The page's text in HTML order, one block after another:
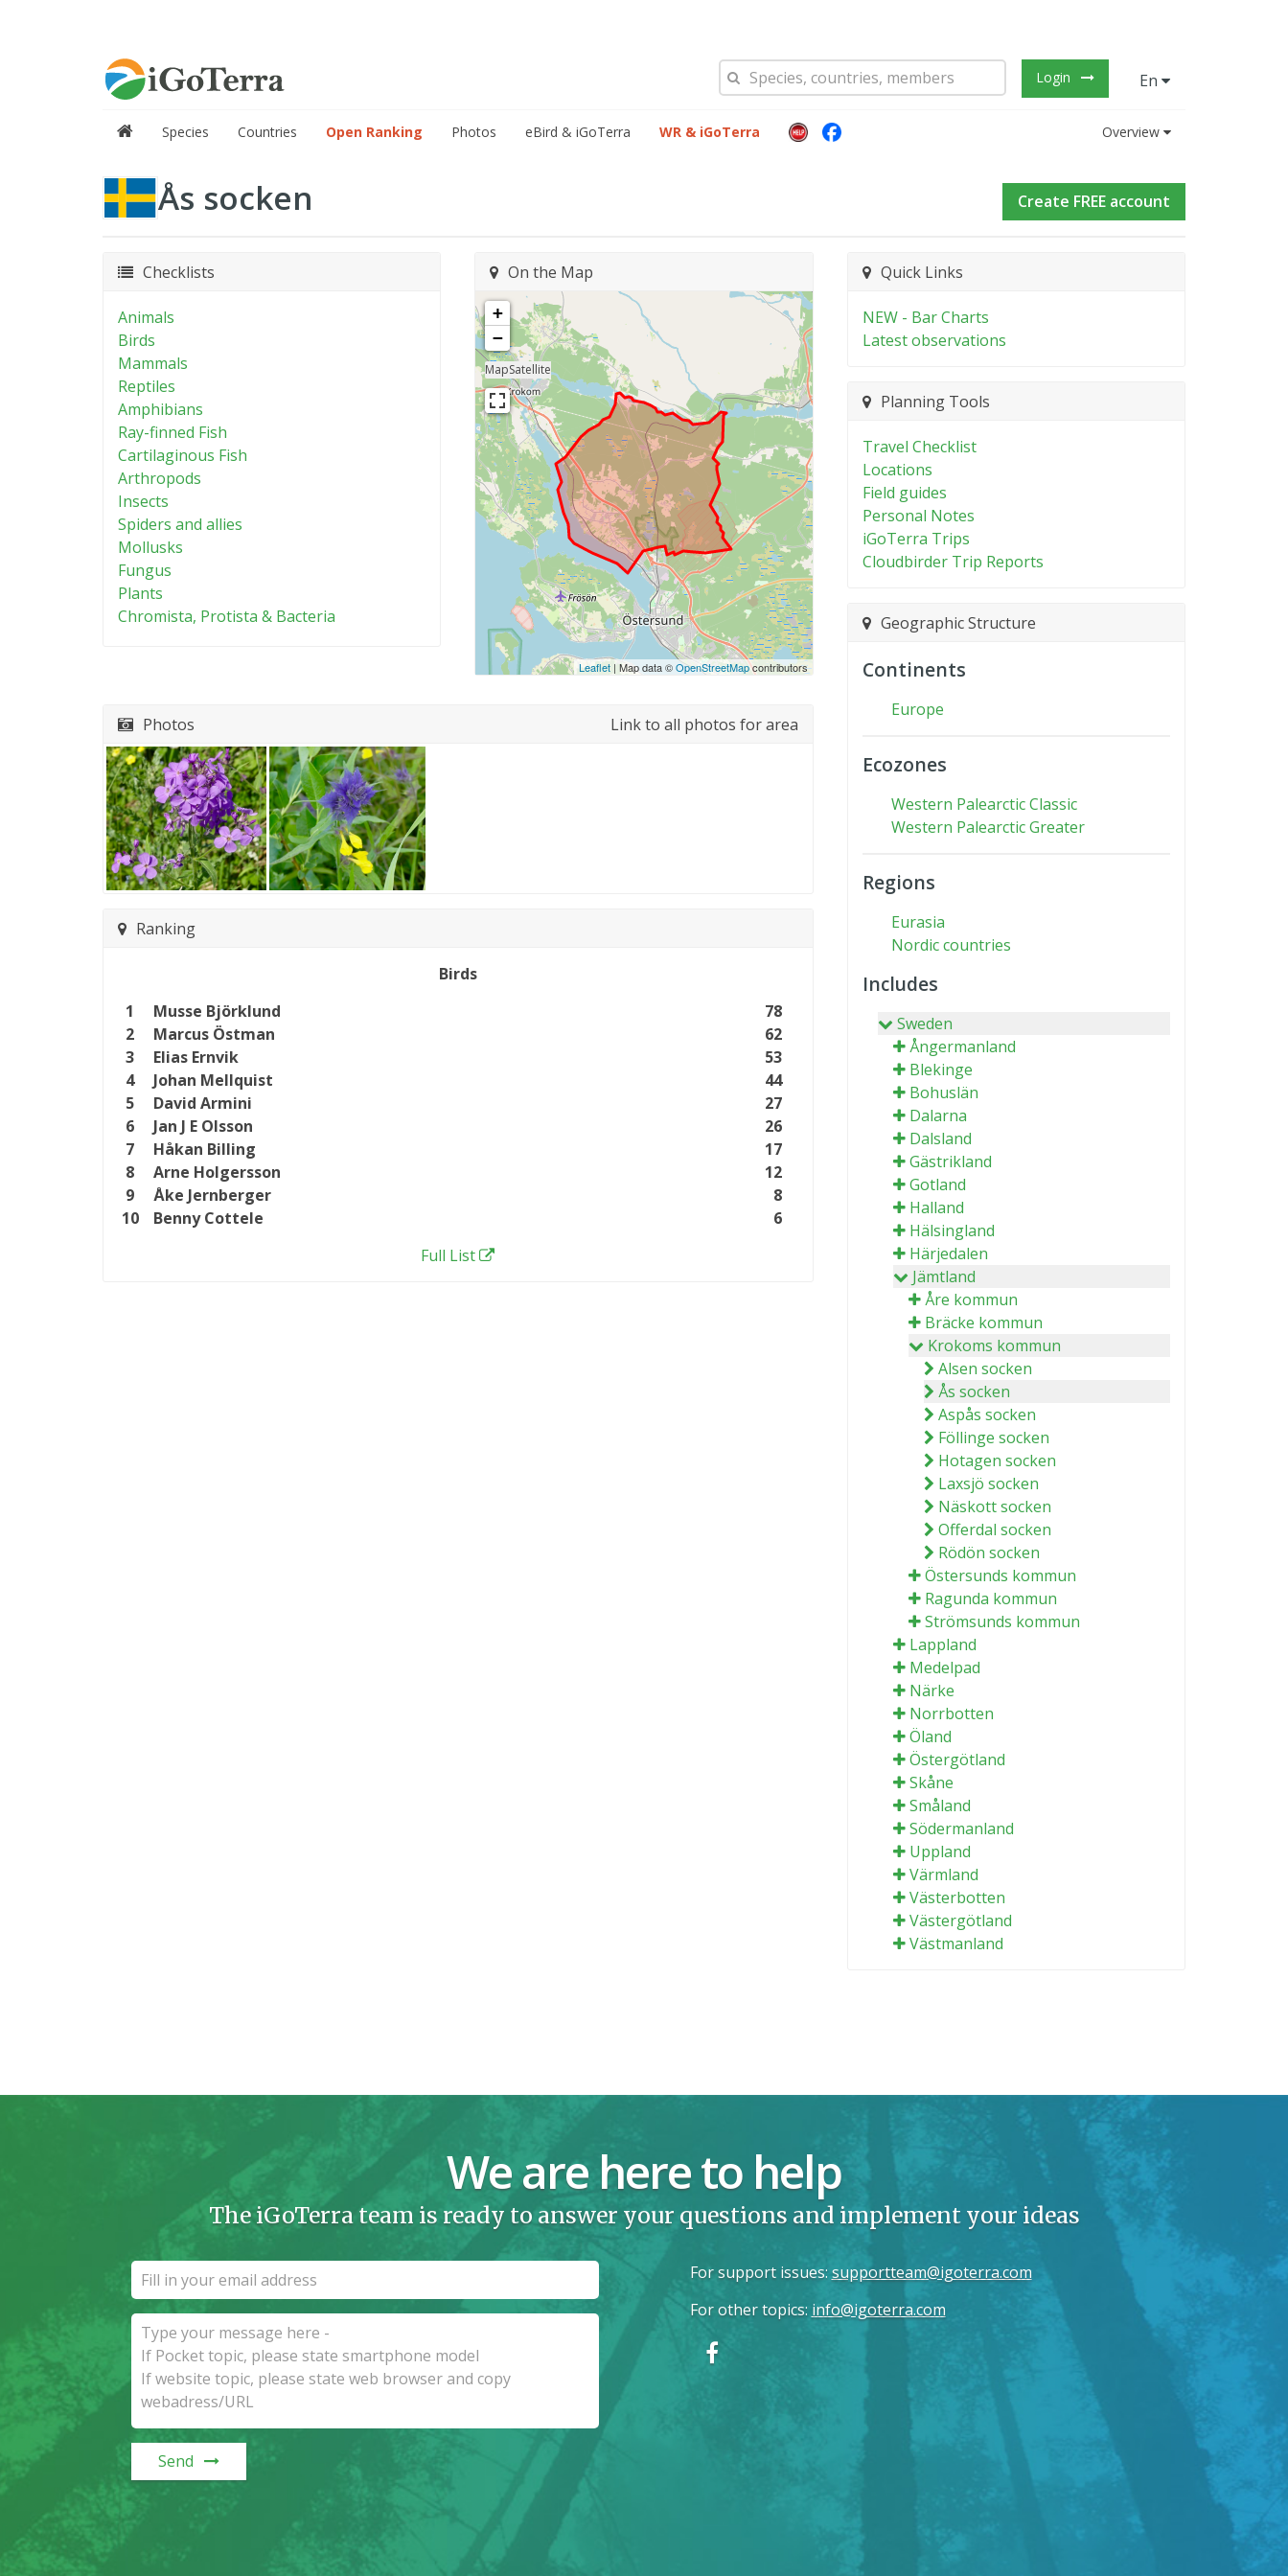
Login En
Species Countries Open Ranking Photos eBird & iGoTerra WR & iGoTerra Overview
Ås socken Create FREE account
Checklists
Animals
Birds
Mammals
Reptiles
Amphibians
Ray-finned Fish
Cartilaginous Fish
Arthropods
Insects
Spiders and allies
Mollusks
Fungus
Plants
Chromista, Protista & Bacteria
On the Map
+
−
Leaflet| Map data ©OpenStreetMapcontributors
Photos Link to all photos for area
Ranking
Birds
1
Musse Björklund
78
2
Marcus Östman
62
3
Elias Ernvik
53
4
Johan Mellquist
44
5
David Armini
27
6
Jan J E Olsson
26
7
Håkan Billing
17
8
Arne Holgersson
12
9
Åke Jernberger
8
10
Benny Cottele
6
Full List
Quick Links
NEW - Bar Charts
Latest observations
Planning Tools
Travel Checklist
Locations
Field guides
Personal Notes
iGoTerra Trips
Cloudbirder Trip Reports
Geographic Structure
Continents
Europe
Ecozones
Western Palearctic Classic
Western Palearctic Greater
Regions
Eurasia
Nordic countries
Includes
Sweden
Ångermanland
Blekinge
Bohuslän
Dalarna
Dalsland
Gästrikland
Gotland
Halland
Hälsingland
Härjedalen
Jämtland
Åre kommun
Bräcke kommun
Krokoms kommun
Alsen socken
Ås socken
Aspås socken
Föllinge socken
Hotagen socken
Laxsjö socken
Näskott socken
Offerdal socken
Rödön socken
Östersunds kommun
Ragunda kommun
Strömsunds kommun
Lappland
Medelpad
Närke
Norrbotten
Öland
Östergötland
Skåne
Småland
Södermanland
Uppland
Värmland
Västerbotten
Västergötland
Västmanland
We are here to help
The iGoTerra team is ready to answer your questions and implement your ideas
Send
For support issues: supportteam@igoterra.com
For other topics: info@igoterra.com